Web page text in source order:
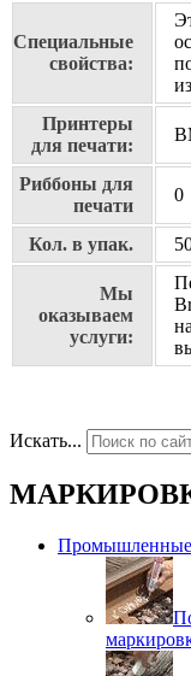
Специальные
свойства:
Принтеры
для печати:
Риббоны для
печати
0
Кол. в упак.
Мы
оказываем
услуги:
Искать...